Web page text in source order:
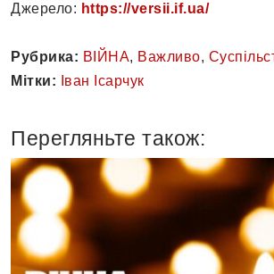
Джерело: https://versii.if.ua/
Рубрика: ВІЙНА, Важливо,
Мітки:
Іван Ісарчук
Перегляньте також: